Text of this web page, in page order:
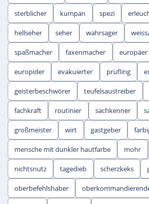
sterblicher kumpan spezi
hellseher seher wahrsager
spaßmacher faxenmacher europäer
europider evakuierter prüfling
geisterbeschwörer teufelsaustreiber
fachkraft routinier sachkenner
großmeister wirt gastgeber
mensche mit dunkler hautfarbe mohr
nichtsnutz tagedieb scherzkeks
oberbefehlshaber